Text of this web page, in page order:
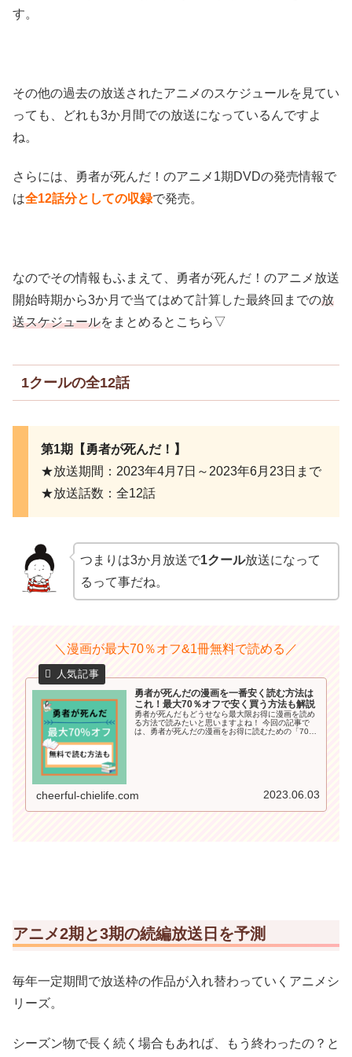
す。
その他の過去の放送されたアニメのスケジュールを見てい
っても、どれも3か月間での放送になっているんですよ
ね。
さらには、勇者が死んだ！のアニメ1期DVDの発売情報で
は全12話分としての収録で発売。
なのでその情報もふまえて、勇者が死んだ！のアニメ放送
開始時期から3か月で当てはめて計算した最終回までの放
送スケジュールをまとめるとこちら▽
1クールの全12話
第1期【勇者が死んだ！】
★放送期間：2023年4月7日～2023年6月23日まで
★放送話数：全12話
つまりは3か月放送で1クール放送になって
るって事だね。
＼漫画が最大70％オフ&1冊無料で読める／
勇者が死んだの漫画を一番安く読む方法は
これ！最大70％オフで安く買う方法も解説
勇者が死んだもどうせなら最大限お得に漫画を読め
る方法で読みたいと思いますよね！ 今回の記事で
は、勇者が死んだの漫画をお得に読むための「70％
cheerful-chielife.com 2023.06.03
アニメ2期と3期の続編放送日を予測
毎年一定期間で放送枠の作品が入れ替わっていくアニメシ
リーズ。
シーズン物で長く続く場合もあれば、もう終わったの？と